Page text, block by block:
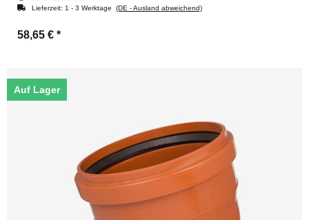
Lieferzeit: 1 - 3 Werktage (DE - Ausland abweichend)
58,65 € *
Auf Lager